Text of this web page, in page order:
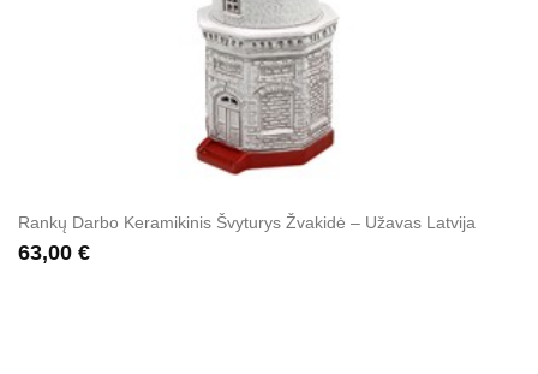
Rankų Darbo Keramikinis Švyturys Žvakidė – Užavas Latvija
63,00 €